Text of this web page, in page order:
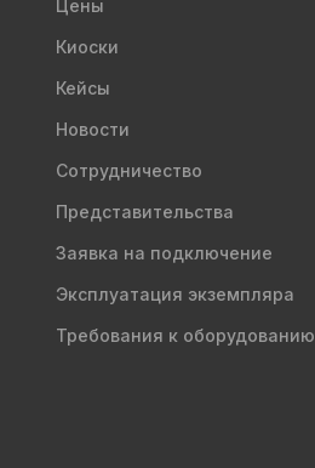
Цены
Киоски
Кейсы
Новости
Сотрудничество
Представительства
Заявка на подключение
Эксплуатация экземпляра
Требования к оборудованию